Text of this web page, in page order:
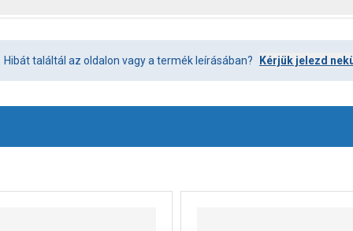
Hibát találtál az oldalon vagy a termék leírásában? Kérjük jelezd